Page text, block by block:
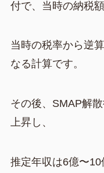
付で、当時の納税
当時の税率から逆
なる計算です。
その後、SMAP解
上昇し、
推定年収は6億〜